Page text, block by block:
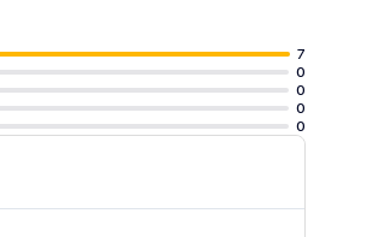
7
0
0
0
0